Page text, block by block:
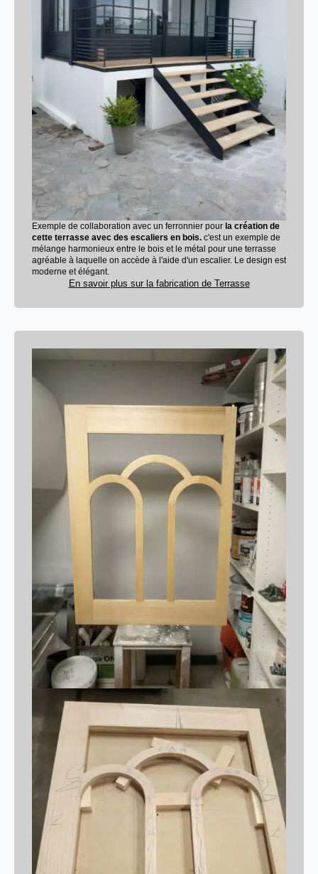
Exemple de collaboration avec un ferronnier pour la création de
cette terrasse avec des escaliers en bois. c'est un exemple de
mélange harmonieux entre le bois et le métal pour une terrasse
agréable à laquelle on accède à l'aide d'un escalier. Le design est
moderne et élégant.
En savoir plus sur la fabrication de Terrasse